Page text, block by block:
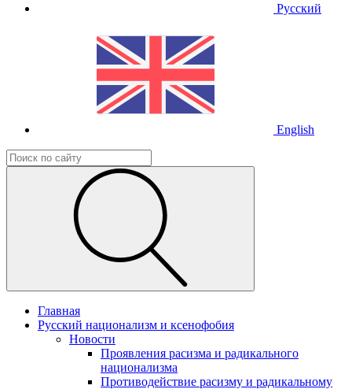
Русский
English
Главная
Русский национализм и ксенофобия
Новости
Проявления расизма и радикального
национализма
Противодействие расизму и радикальному